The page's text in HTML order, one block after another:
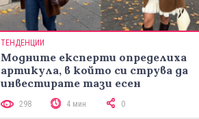
ТЕНДЕНЦИИ
Модните експерти определиха
артикула, в който си струва да
инвестирате тази есен
298 4 мин 0